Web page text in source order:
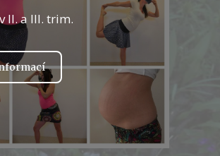
II. a III. trim.